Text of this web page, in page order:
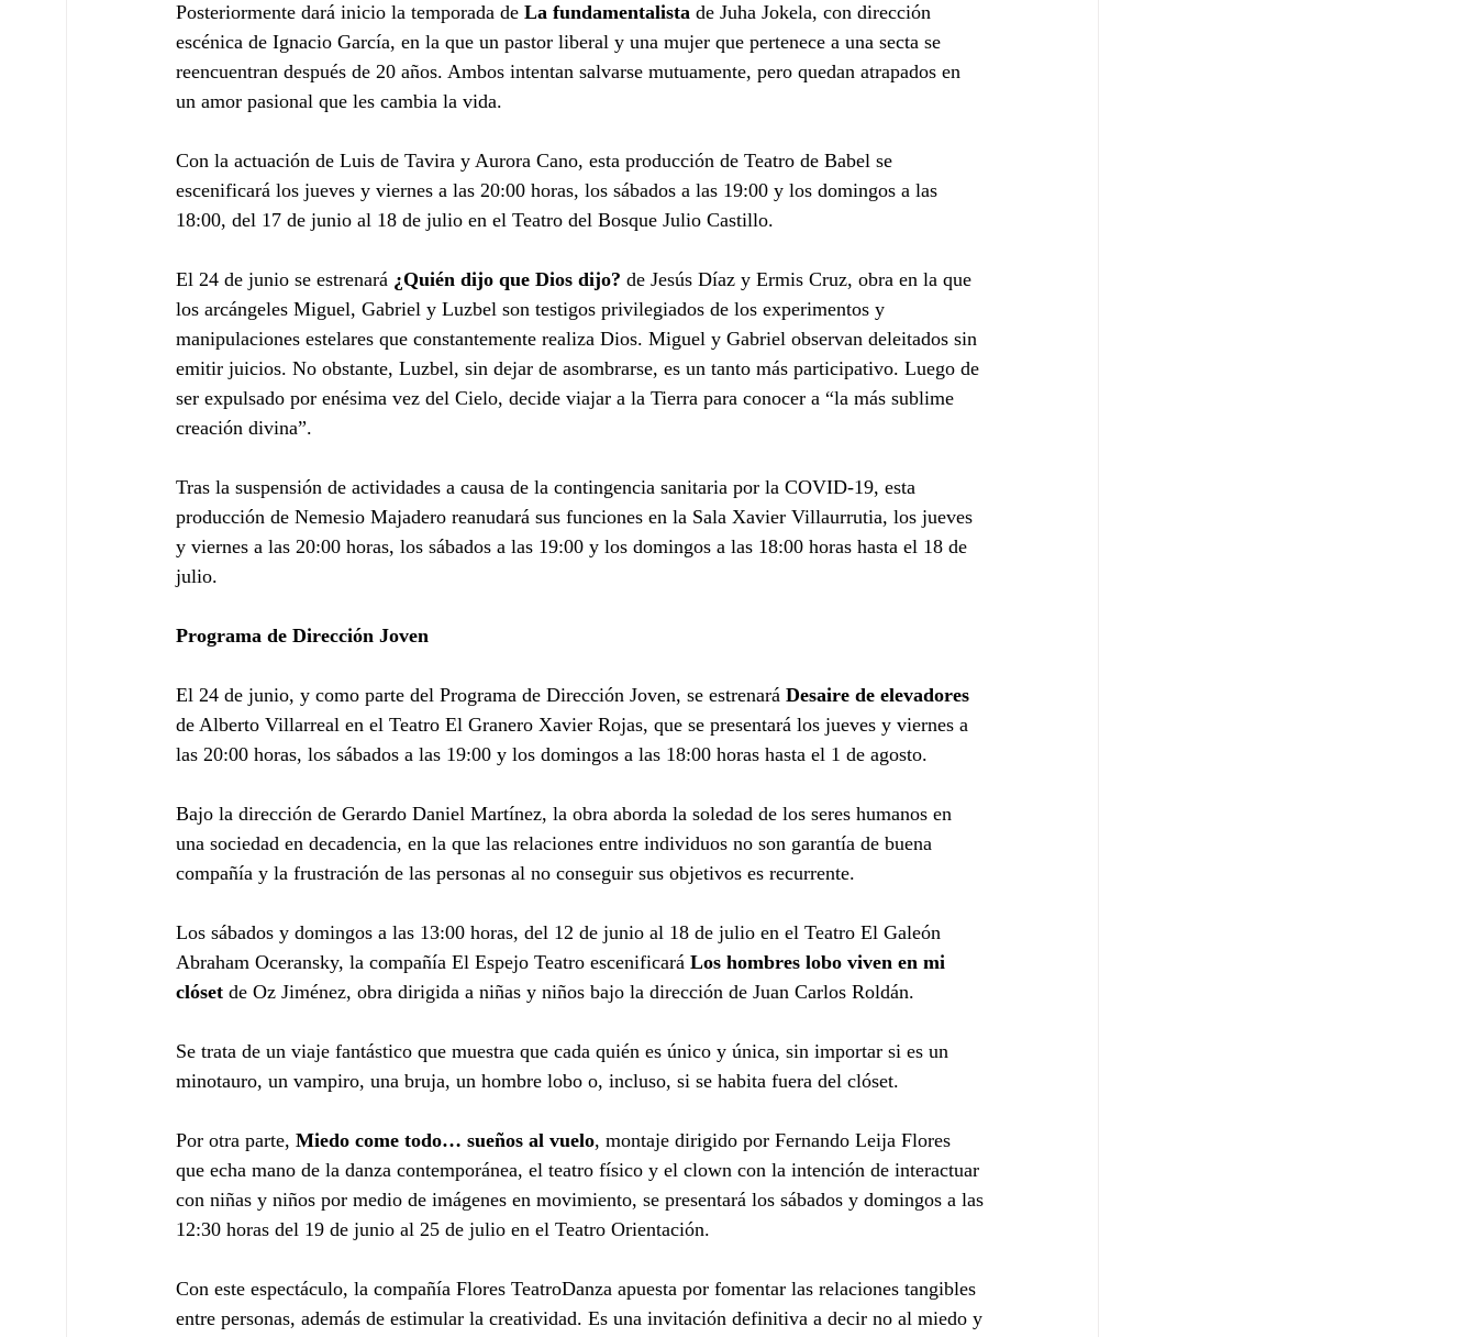
Posteriormente dará inicio la temporada de La fundamentalista de Juha Jokela, con dirección
escénica de Ignacio García, en la que un pastor liberal y una mujer que pertenece a una secta se
reencuentran después de 20 años. Ambos intentan salvarse mutuamente, pero quedan atrapados en
un amor pasional que les cambia la vida.
Con la actuación de Luis de Tavira y Aurora Cano, esta producción de Teatro de Babel se
escenificará los jueves y viernes a las 20:00 horas, los sábados a las 19:00 y los domingos a las
18:00, del 17 de junio al 18 de julio en el Teatro del Bosque Julio Castillo.
El 24 de junio se estrenará ¿Quién dijo que Dios dijo? de Jesús Díaz y Ermis Cruz, obra en la que
los arcángeles Miguel, Gabriel y Luzbel son testigos privilegiados de los experimentos y
manipulaciones estelares que constantemente realiza Dios. Miguel y Gabriel observan deleitados sin
emitir juicios. No obstante, Luzbel, sin dejar de asombrarse, es un tanto más participativo. Luego de
ser expulsado por enésima vez del Cielo, decide viajar a la Tierra para conocer a “la más sublime
creación divina”.
Tras la suspensión de actividades a causa de la contingencia sanitaria por la COVID-19, esta
producción de Nemesio Majadero reanudará sus funciones en la Sala Xavier Villaurrutia, los jueves
y viernes a las 20:00 horas, los sábados a las 19:00 y los domingos a las 18:00 horas hasta el 18 de
julio.
Programa de Dirección Joven
El 24 de junio, y como parte del Programa de Dirección Joven, se estrenará Desaire de elevadores
de Alberto Villarreal en el Teatro El Granero Xavier Rojas, que se presentará los jueves y viernes a
las 20:00 horas, los sábados a las 19:00 y los domingos a las 18:00 horas hasta el 1 de agosto.
Bajo la dirección de Gerardo Daniel Martínez, la obra aborda la soledad de los seres humanos en
una sociedad en decadencia, en la que las relaciones entre individuos no son garantía de buena
compañía y la frustración de las personas al no conseguir sus objetivos es recurrente.
Los sábados y domingos a las 13:00 horas, del 12 de junio al 18 de julio en el Teatro El Galeón
Abraham Oceransky, la compañía El Espejo Teatro escenificará Los hombres lobo viven en mi
clóset de Oz Jiménez, obra dirigida a niñas y niños bajo la dirección de Juan Carlos Roldán.
Se trata de un viaje fantástico que muestra que cada quién es único y única, sin importar si es un
minotauro, un vampiro, una bruja, un hombre lobo o, incluso, si se habita fuera del clóset.
Por otra parte, Miedo come todo… sueños al vuelo, montaje dirigido por Fernando Leija Flores
que echa mano de la danza contemporánea, el teatro físico y el clown con la intención de interactuar
con niñas y niños por medio de imágenes en movimiento, se presentará los sábados y domingos a las
12:30 horas del 19 de junio al 25 de julio en el Teatro Orientación.
Con este espectáculo, la compañía Flores TeatroDanza apuesta por fomentar las relaciones tangibles
entre personas, además de estimular la creatividad. Es una invitación definitiva a decir no al miedo y